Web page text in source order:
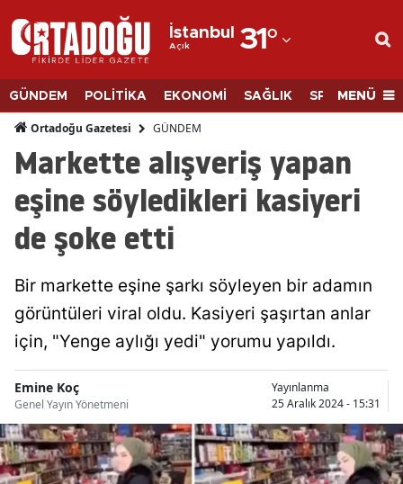
İstanbul
Açık 31°
Adana
Adıyaman
Afyonkarahisar
Ağrı
Amasya
Antalya
Artvin
Aydın
Bilecik
Bingöl
GÜNDEM POLİTİKA EKONOMİ SAĞLIK SPORMENÜ
Ortadoğu Gazetesi GÜNDEM
Markette alışveriş yapan
eşine söyledikleri kasiyeri
de şoke etti
Bir markette eşine şarkı söyleyen bir adamın
görüntüleri viral oldu. Kasiyeri şaşırtan anlar
için, "Yenge aylığı yedi" yorumu yapıldı.
Emine Koç
Genel Yayın Yönetmeni
Yayınlanma
25 Aralık 2024 - 15:31